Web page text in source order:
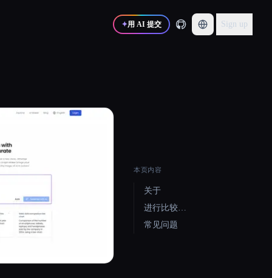
✦用 AI 提交 Sign up
本页内容
关于
进行比较…
常见问题